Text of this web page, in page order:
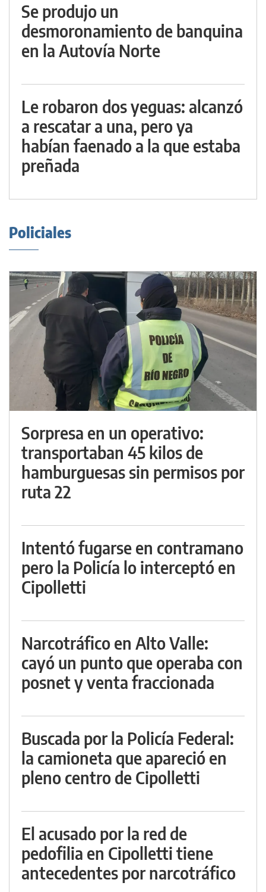
Se produjo un
desmoronamiento de banquina
en la Autovía Norte
Le robaron dos yeguas: alcanzó
a rescatar a una, pero ya
habían faenado a la que estaba
preñada
Policiales
Sorpresa en un operativo:
transportaban 45 kilos de
hamburguesas sin permisos por
ruta 22
Intentó fugarse en contramano
pero la Policía lo interceptó en
Cipolletti
Narcotráfico en Alto Valle:
cayó un punto que operaba con
posnet y venta fraccionada
Buscada por la Policía Federal:
la camioneta que apareció en
pleno centro de Cipolletti
El acusado por la red de
pedofilia en Cipolletti tiene
antecedentes por narcotráfico